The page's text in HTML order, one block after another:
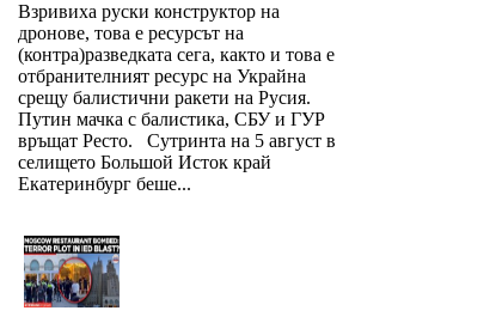
Взривиха руски конструктор на
дронове, това е ресурсът на
(контра)разведката сега, както и това е
отбранителният ресурс на Украйна
срещу балистични ракети на Русия.
Путин мачка с балистика, СБУ и ГУР
връщат Ресто. Сутринта на 5 август в
селището Большой Исток край
Екатеринбург беше...